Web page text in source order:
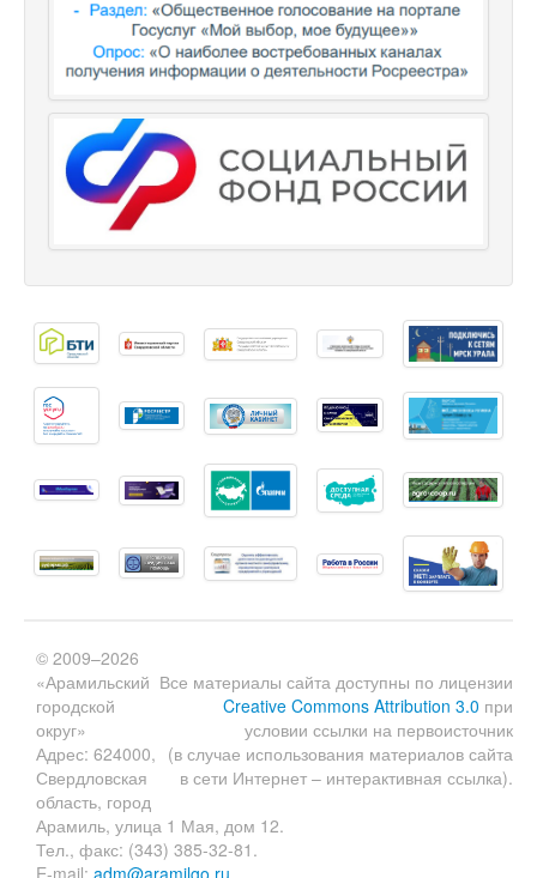
Все материалы сайта доступны по лицензии
Creative Commons Attribution 3.0 при
условии ссылки на первоисточник
(в случае использования материалов сайта
в сети Интернет – интерактивная ссылка).
© 2009–2026
«Арамильский
городской
округ»
Адрес: 624000,
Свердловская
область, город
Арамиль, улица 1 Мая, дом 12.
Тел., факс: (343) 385-32-81.